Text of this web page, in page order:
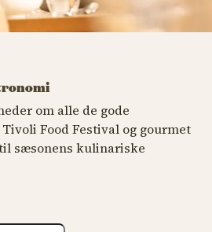
om alle de gode
Food Festival og gourmet
sæsonens kulinariske